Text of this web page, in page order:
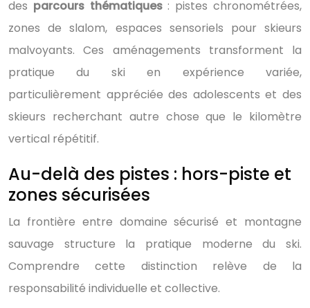
des parcours thématiques: pistes chronométrées,
zones de slalom, espaces sensoriels pour skieurs
malvoyants. Ces aménagements transforment la
pratique du ski en expérience variée,
particulièrement appréciée des adolescents et des
skieurs recherchant autre chose que le kilomètre
vertical répétitif.
Au-delà des pistes : hors-piste et
zones sécurisées
La frontière entre domaine sécurisé et montagne
sauvage structure la pratique moderne du ski.
Comprendre cette distinction relève de la
responsabilité individuelle et collective.